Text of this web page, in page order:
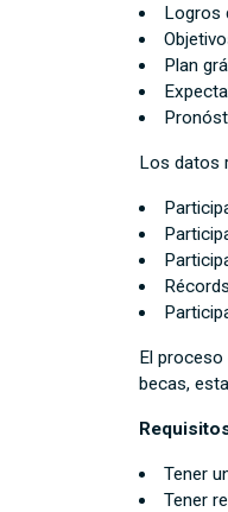
Logros
Plan
Los datos
El
becas,
Tener
Tener